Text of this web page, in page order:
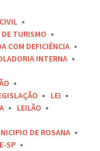
TURISMO
COM DEFICIÊNCIA
INTERNA
LEI
LEILÃO
DE ROSANA
SP